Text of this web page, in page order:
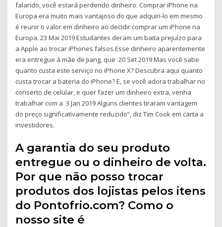
falando, você estará perdendo dinheiro. Comprar iPhone na
Europa era muito mais vantajoso do que adquiri-lo em mesmo
é reunir o valor em dinheiro ao decidir comprar um iPhone na
Europa. 23 Mai 2019 Estudantes deram um baita prejuízo para
a Apple ao trocar iPhones falsos Esse dinheiro aparentemente
era entregue à mãe de Jiang, que 20 Set 2019 Mas você sabe
quanto custa este serviço no iPhone X? Descubra aqui quanto
custa trocar a bateria do iPhone? E, se você adora trabalhar no
conserto de celular, e quer fazer um dinheiro extra, venha
trabalhar com a 3 Jan 2019 Alguns clientes tiraram vantagem
do preço significativamente reduzido“, diz Tim Cook em carta a
investidores.
A garantia do seu produto
entregue ou o dinheiro de volta.
Por que não posso trocar
produtos dos lojistas pelos itens
do Pontofrio.com? Como o
nosso site é